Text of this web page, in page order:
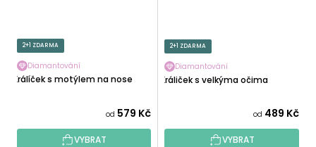
2+1 ZDARMA
Diamantování
Králíček s motýlem na nose
od 579 Kč
VYBRAT
2+1 ZDARMA
Diamantování
Králiček s velkýma očima
od 489 Kč
VYBRAT